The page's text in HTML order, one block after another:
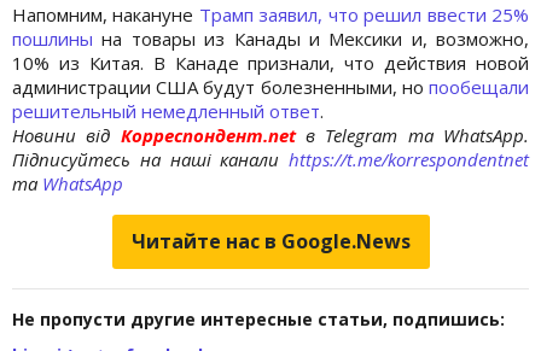
Напомним, накануне Трамп заявил, что решил ввести 25%
пошлины на товары из Канады и Мексики и, возможно,
10% из Китая. В Канаде признали, что действия новой
администрации США будут болезненными, но пообещали
решительный немедленный ответ.
Новини від Корреспондент.netв Telegram та WhatsApp.
Підписуйтесь на наші канали https://t.me/korrespondentnet
та WhatsApp
Читайте нас в Google.News
Не пропусти другие интересные статьи, подпишись: